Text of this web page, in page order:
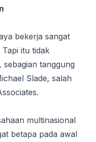
bekerja sangat
Tapi itu tidak
sebagian tanggung
Slade, salah
multinasional
betapa pada awal